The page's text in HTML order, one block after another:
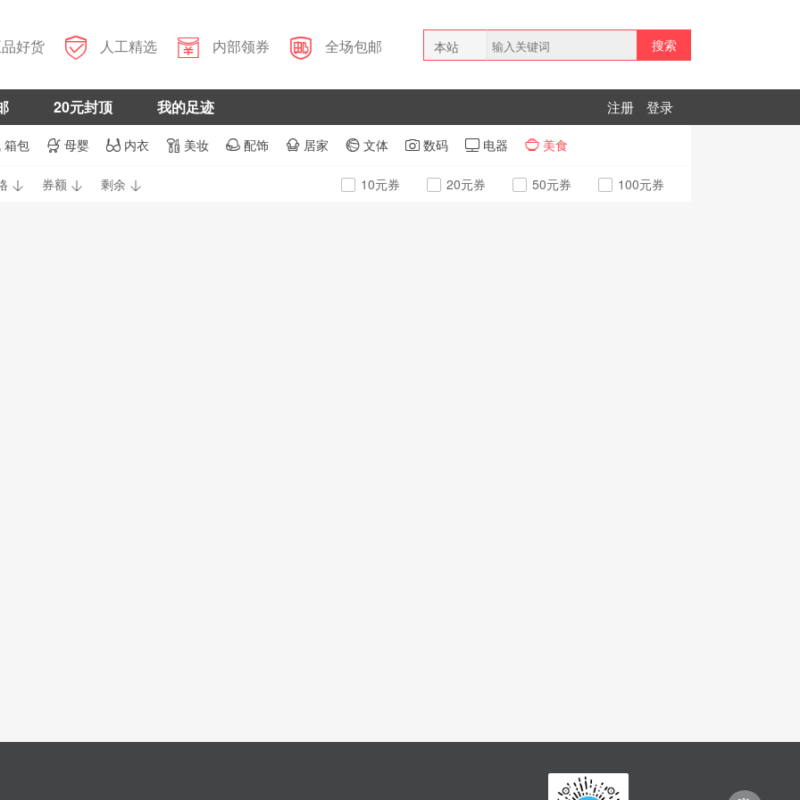
好货  人工精选  内部领券  全场包邮
本站
搜索
20元封顶 我的足迹 注册 登录
箱包  母婴  内衣  美妆  配饰  居家  文体  数码  电器  美食
 券额  剩余  10元券 20元券 50元券 100元券